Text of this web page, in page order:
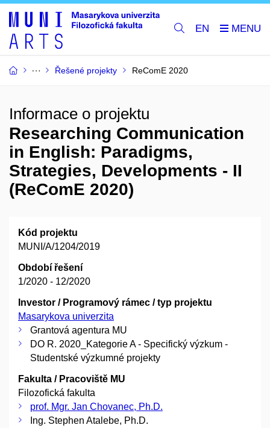
EN
Řešené projekty ReComE 2020
Informace o projektu
Researching Communication
in English: Paradigms,
Strategies, Developments - II
(ReComE 2020)
Kód projektu
MUNI/A/1204/2019
Období řešení
1/2020 - 12/2020
Investor / Programový rámec / typ projektu
Masarykova univerzita
Grantová agentura MU
DO R. 2020_Kategorie A - Specifický výzkum -
Studentské výzkumné projekty
Fakulta / Pracoviště MU
Filozofická fakulta
prof. Mgr. Jan Chovanec, Ph.D.
Ing. Stephen Atalebe, Ph.D.